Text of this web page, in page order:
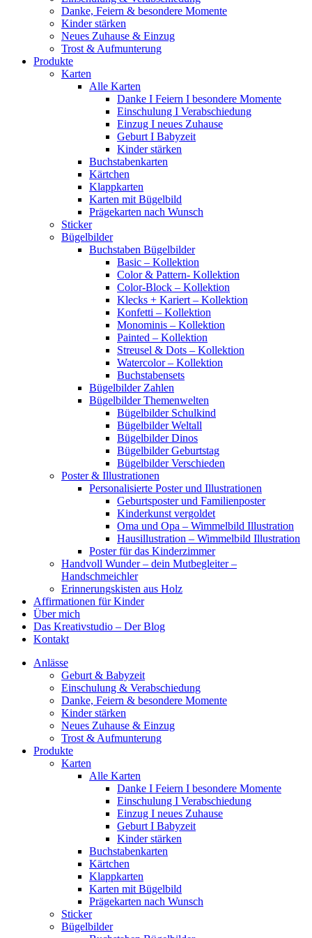
Danke, Feiern & besondere Momente
Kinder stärken
Neues Zuhause & Einzug
Trost & Aufmunterung
Produkte
Karten
Alle Karten
Danke I Feiern I besondere Momente
Einschulung I Verabschiedung
Einzug I neues Zuhause
Geburt I Babyzeit
Kinder stärken
Buchstabenkarten
Kärtchen
Klappkarten
Karten mit Bügelbild
Prägekarten nach Wunsch
Sticker
Bügelbilder
Buchstaben Bügelbilder
Basic – Kollektion
Color & Pattern- Kollektion
Color-Block – Kollektion
Klecks + Kariert – Kollektion
Konfetti – Kollektion
Monominis – Kollektion
Painted – Kollektion
Streusel & Dots – Kollektion
Watercolor – Kollektion
Buchstabensets
Bügelbilder Zahlen
Bügelbilder Themenwelten
Bügelbilder Schulkind
Bügelbilder Weltall
Bügelbilder Dinos
Bügelbilder Geburtstag
Bügelbilder Verschieden
Poster & Illustrationen
Personalisierte Poster und Illustrationen
Geburtsposter und Familienposter
Kinderkunst vergoldet
Oma und Opa – Wimmelbild Illustration
Hausillustration – Wimmelbild Illustration
Poster für das Kinderzimmer
Handvoll Wunder – dein Mutbegleiter –
Handschmeichler
Erinnerungskisten aus Holz
Affirmationen für Kinder
Über mich
Das Kreativstudio – Der Blog
Kontakt
Anlässe
Geburt & Babyzeit
Einschulung & Verabschiedung
Danke, Feiern & besondere Momente
Kinder stärken
Neues Zuhause & Einzug
Trost & Aufmunterung
Produkte
Karten
Alle Karten
Danke I Feiern I besondere Momente
Einschulung I Verabschiedung
Einzug I neues Zuhause
Geburt I Babyzeit
Kinder stärken
Buchstabenkarten
Kärtchen
Klappkarten
Karten mit Bügelbild
Prägekarten nach Wunsch
Sticker
Bügelbilder